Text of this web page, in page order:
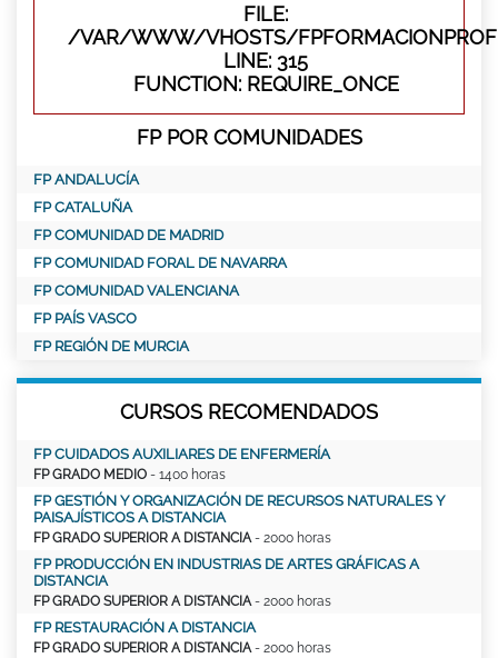
FILE:
/VAR/WWW/VHOSTS/
LINE: 315
FUNCTION: REQUIRE_ONCE
FP POR COMUNIDADES
FP ANDALUCÍA
FP CATALUÑA
FP COMUNIDAD DE MADRID
FP COMUNIDAD FORAL DE NAVARRA
FP COMUNIDAD VALENCIANA
FP PAÍS VASCO
FP REGIÓN DE MURCIA
CURSOS RECOMENDADOS
FP CUIDADOS AUXILIARES DE ENFERMERÍA
FP GRADO MEDIO - 1400 horas
FP GESTIÓN Y ORGANIZACIÓN DE RECURSOS NATURALES Y
PAISAJÍSTICOS A DISTANCIA
FP GRADO SUPERIOR A DISTANCIA - 2000 horas
FP PRODUCCIÓN EN INDUSTRIAS DE ARTES GRÁFICAS A
DISTANCIA
FP GRADO SUPERIOR A DISTANCIA - 2000 horas
FP RESTAURACIÓN A DISTANCIA
FP GRADO SUPERIOR A DISTANCIA - 2000 horas